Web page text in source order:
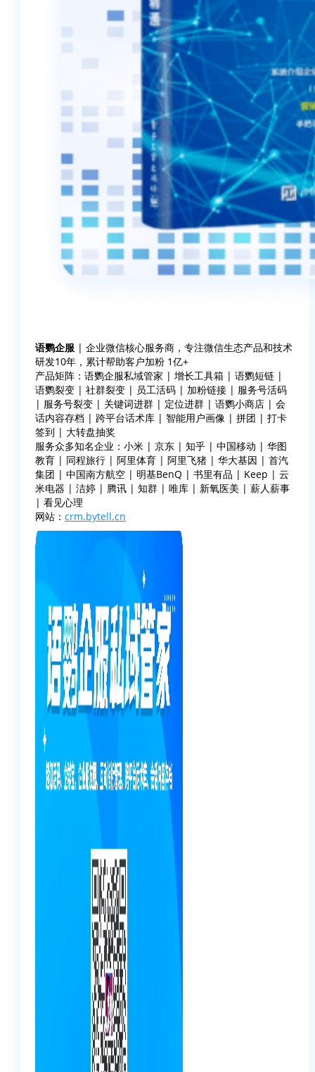
语鹦企服 | 企业微信核心服务商，专注微信生态产品和技术
研发10年，累计帮助客户加粉 1亿+
产品矩阵：语鹦企服私域管家 | 增长工具箱 | 语鹦短链 |
语鹦裂变 | 社群裂变 | 员工活码 | 加粉链接 | 服务号活码
| 服务号裂变 | 关键词进群 | 定位进群 | 语鹦小商店 | 会
话内容存档 | 跨平台话术库 | 智能用户画像 | 拼团 | 打卡
签到 | 大转盘抽奖
服务众多知名企业：小米 | 京东 | 知乎 | 中国移动 | 华图
教育 | 同程旅行 | 阿里体育 | 阿里飞猪 | 华大基因 | 首汽
集团 | 中国南方航空 | 明基BenQ | 书里有品 | Keep | 云
米电器 | 洁婷 | 腾讯 | 知群 | 唯库 | 新氧医美 | 薪人薪事
| 看见心理
网站： crm.bytell.cn